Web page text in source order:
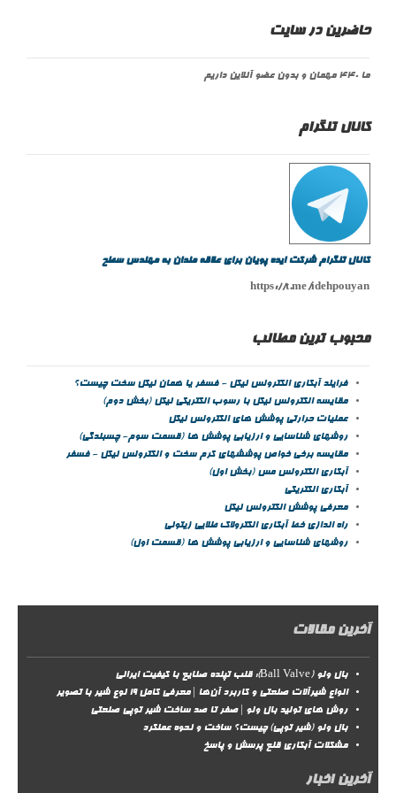
حاضرین در سایت
ما 440 مهمان و بدون عضو آنلاین داریم
کانال تلگرام
کانال تلگرام شرکت ایده پویان برای علاقه مندان به مهندس سطح
https://t.me/idehpouyan
محبوب ترین مطالب
فرایند آبکاری الکترولس نیکل - فسفر یا همان نیکل سخت چیست؟
مقايسه الکترولس نيکل با رسوب الکتريکی نيکل (بخش دوم)
عمليات حرارتي پوشش هاي الکترولس نيکل
روشهای شناسایی و ارزیابی پوشش ها (قسمت سوم- چسبندگی)
مقايسه برخي خواص پوششهاي كرم سخت و الكترولس نيكل - فسفر
آبکاری الکترولس مس (بخش اول)
آبکاری الکتریکی
معرفی پوشش الکترولس نیکل
راه اندازی خط آبکاری الکترولاک طلایی زیتونی
روشهای شناسایی و ارزیابی پوشش ها (قسمت اول)
آخرین مقالات
بال ولو (Ball Valve): قلب تپنده صنایع با کیفیت ایرانی
انواع شیرآلات صنعتی و کاربرد آن‌ها | معرفی کامل ۱۹ نوع شیر با تصویر
روش‌ های تولید بال ولو | صفر تا صد ساخت شیر توپی صنعتی
بال ولو (شیر توپی) چیست؟ ساخت و نحوه عملکرد
مشکلات آبکاری قلع پرسش و پاسخ
آخرین اخبار